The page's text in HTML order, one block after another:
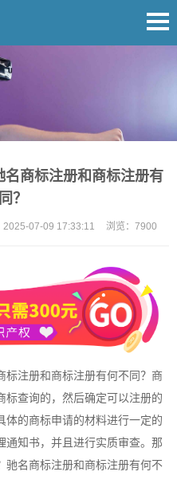
商标注册和商标注册有
？
2025-07-09 17:33:11 浏览： 7900
标注册和商标注册有何不同？ 商
标查询的，然后确定可以注册的
体的商标申请的材料进行一定的
通知书，并且进行实质审查。那
驰名商标注册和商标注册有何不